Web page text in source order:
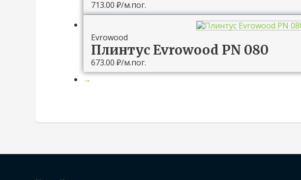
713.00 ₽/м.пог.
Evrowood
Плинтус Evrowood PN 080
673.00 ₽/м.пог.
→